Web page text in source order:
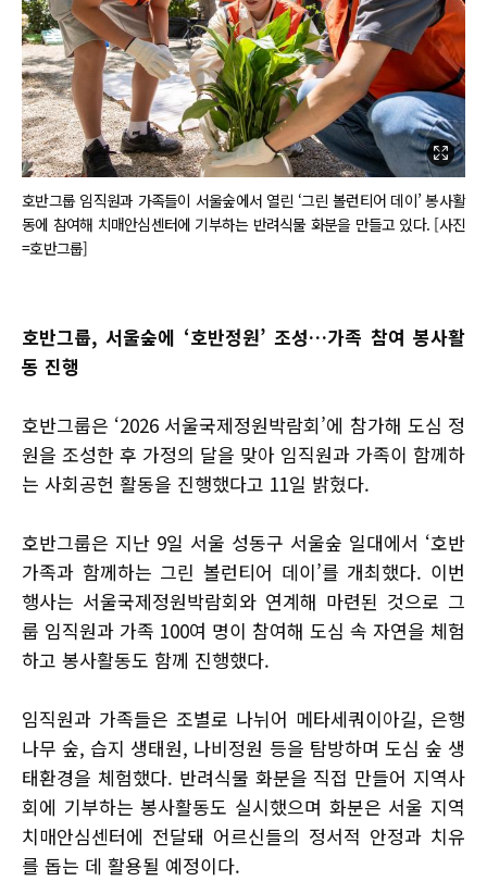
호반그룹 임직원과 가족들이 서울숲에서 열린 ‘그린 볼런티어 데이’ 봉사활
동에 참여해 치매안심센터에 기부하는 반려식물 화분을 만들고 있다. [사진
=호반그룹]
호반그룹, 서울숲에 ‘호반정원’ 조성…가족 참여 봉사활
동 진행
호반그룹은 ‘2026 서울국제정원박람회’에 참가해 도심 정
원을 조성한 후 가정의 달을 맞아 임직원과 가족이 함께하
는 사회공헌 활동을 진행했다고 11일 밝혔다.
호반그룹은 지난 9일 서울 성동구 서울숲 일대에서 ‘호반
가족과 함께하는 그린 볼런티어 데이’를 개최했다. 이번
행사는 서울국제정원박람회와 연계해 마련된 것으로 그
룹 임직원과 가족 100여 명이 참여해 도심 속 자연을 체험
하고 봉사활동도 함께 진행했다.
임직원과 가족들은 조별로 나뉘어 메타세쿼이아길, 은행
나무 숲, 습지 생태원, 나비정원 등을 탐방하며 도심 숲 생
태환경을 체험했다. 반려식물 화분을 직접 만들어 지역사
회에 기부하는 봉사활동도 실시했으며 화분은 서울 지역
치매안심센터에 전달돼 어르신들의 정서적 안정과 치유
를 돕는 데 활용될 예정이다.